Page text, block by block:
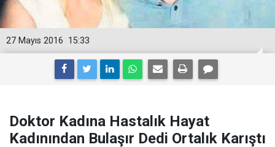
15:33
27 Mayıs 2016
Doktor Kadına Hastalık Hayat
Kadınından Bulaşır Dedi Ortalık Karıştı